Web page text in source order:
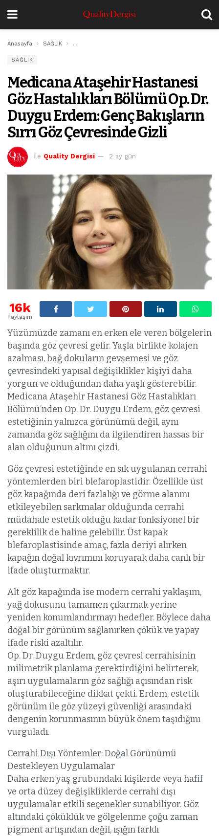
Anasayfa SAĞLIK Medicana Ataşehir Hastanesi Göz Hastalıkları
SAĞLIK
Medicana Ataşehir Hastanesi
Göz Hastalıkları Bölümü Op. Dr.
Duygu Erdem: Genç Bakışların
Sırrı Göz Çevresinde Gizli
İle Quality Dergisi 2 ay gün
16k
Paylaşım
Yüzümüzde zamanı en erken ele veren bölgelerin
başında göz çevresi gelir. Yaşla birlikte kolajen
azalması, bağ dokuların gevşemesi ve göz
çevresindeki yapısal değişiklikler kişiyi daha
yorgun ve olduğundan daha yaşlı gösterebilir.
Medicana Ataşehir Hastanesi Göz Hastalıkları
Bölümü’nden Op. Dr. Duygu Erdem, göz çevresi
estetiğinin yalnızca görünümü değil, aynı
zamanda göz sağlığını da ilgilendiren hassas bir
alan olduğunun altını çizdi.
Göz çevresi estetiğinde en sık uygulanan cerrahi
yöntemlerden biri blefaroplastidir. Özellikle üst
göz kapağında deri fazlalığı ve görme alanını
etkileyebilen sarkmalar olduğunda cerrahi
müdahale estetik olduğu kadar fonksiyonel bir
gereklilik de haline gelebilir. Üst kapak
blefaroplastisinde amaç, fazla deriyi alırken
kapağın doğal kıvrımını koruyarak daha canlı bir
ifade oluşturmaktır.
Alt göz kapağında ise modern cerrahi yaklaşım,
yağ dokusunu tamamen çıkarmak yerine
yeniden konumlandırmayı hedefler. Böylece daha
doğal bir görünüm sağlanırken çökük ve yapay
ifade riski azaltılır.
Op. Dr. Duygu Erdem, göz çevresi cerrahisinin
milimetrik planlama gerektirdiğini belirterek,
aşırı uygulamaların göz sağlığı açısından risk
oluşturabileceğine dikkat çekti. Erdem, estetik
görünüm ile göz yüzeyi güvenliği arasındaki
dengenin korunmasının büyük önem taşıdığını
vurguladı.
Cerrahi Dışı Yöntemler: Doğal Görünümü
Destekleyen Uygulamalar
Daha erken yaş grubundaki kişilerde veya hafif
ve orta düzey değişikliklerde cerrahi dışı
uygulamalar etkili seçenekler sunabiliyor. Göz
altındaki çöküklük ve gölgelenme çoğu zaman
pigment artışından değil, ışığın farklı